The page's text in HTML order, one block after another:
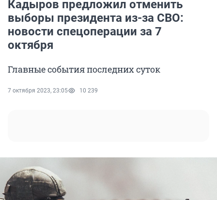
Кадыров предложил отменить
выборы президента из-за СВО:
новости спецоперации за 7
октября
Главные события последних суток
7 октября 2023, 23:05 10 239